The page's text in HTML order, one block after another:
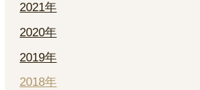
2021年
2020年
2019年
2018年